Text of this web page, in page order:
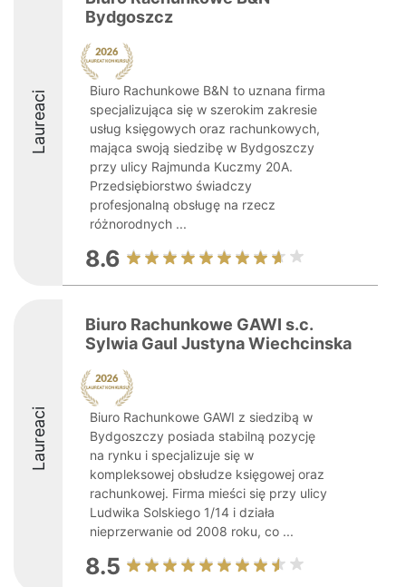
Laureaci
Bydgoszcz
Biuro Rachunkowe B&N to uznana firma
specjalizująca się w szerokim zakresie
usług księgowych oraz rachunkowych,
mająca swoją siedzibę w Bydgoszczy
przy ulicy Rajmunda Kuczmy 20A.
Przedsiębiorstwo świadczy
profesjonalną obsługę na rzecz
różnorodnych ...
8.6
Laureaci
Biuro Rachunkowe GAWI s.c.
Sylwia Gaul Justyna Wiechcinska
Biuro Rachunkowe GAWI z siedzibą w
Bydgoszczy posiada stabilną pozycję
na rynku i specjalizuje się w
kompleksowej obsłudze księgowej oraz
rachunkowej. Firma mieści się przy ulicy
Ludwika Solskiego 1/14 i działa
nieprzerwanie od 2008 roku, co ...
8.5